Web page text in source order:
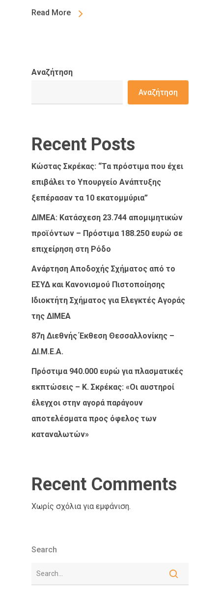
Read More
Αναζήτηση
Αναζήτηση
Recent Posts
Κώστας Σκρέκας: “Τα πρόστιμα που έχει
επιβάλει το Υπουργείο Ανάπτυξης
ξεπέρασαν τα 10 εκατομμύρια”
ΔΙΜΕΑ: Κατάσχεση 23.744 απομιμητικών
προϊόντων – Πρόστιμα 188.250 ευρώ σε
επιχείρηση στη Ρόδο
Ανάρτηση Αποδοχής Σχήματος από το
ΕΣΥΔ και Κανονισμού Πιστοποίησης
Ιδιοκτήτη Σχήματος για Ελεγκτές Αγοράς
της ΔΙΜΕΑ
87η Διεθνής Έκθεση Θεσσαλλονίκης –
ΔΙ.Μ.Ε.Α.
Πρόστιμα 940.000 ευρώ για πλασματικές
εκπτώσεις – Κ. Σκρέκας: «Οι αυστηροί
έλεγχοι στην αγορά παράγουν
αποτελέσματα προς όφελος των
καταναλωτών»
Recent Comments
Χωρίς σχόλια για εμφάνιση.
Search